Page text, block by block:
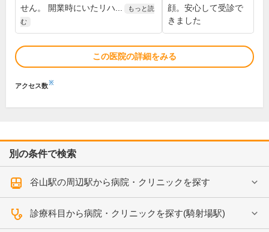
せん。 開業時にいたリハ...
もっと読
む
顔。安心して受診で
きました
この医院の詳細をみる
アクセス数※
別の条件で検索
谷山駅の周辺駅から病院・クリニックを探す
診療科目から病院・クリニックを探す(騎射場駅)